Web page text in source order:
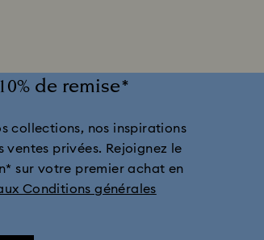
montres Sublima Collection de montres en cristal
Crystalline bangle collection de montres
pour un premier anniversaire
de remise*
collections, nos inspirations
privées. Rejoignez le
sur votre premier achat en
Conditions générales